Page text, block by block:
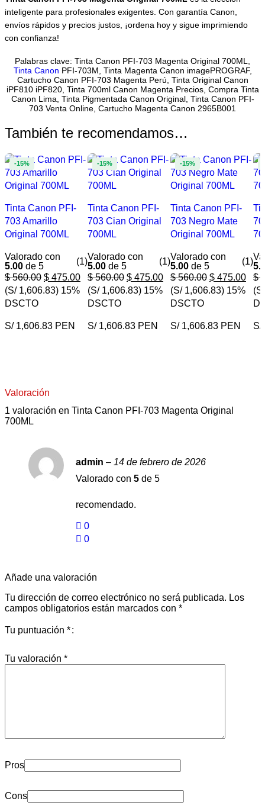
inteligente para profesionales exigentes. Con garantía Canon,
envíos rápidos y precios justos, ¡ordena hoy y sigue imprimiendo
con confianza!
Palabras clave: Tinta Canon PFI-703 Magenta Original 700ML,
Tinta Canon PFI-703M, Tinta Magenta Canon imagePROGRAF,
Cartucho Canon PFI-703 Magenta Perú, Tinta Original Canon
iPF810 iPF820, Tinta 700ml Canon Magenta Precios, Compra Tinta
Canon Lima, Tinta Pigmentada Canon Original, Tinta Canon PFI-
703 Venta Online, Cartucho Magenta Canon 2965B001
También te recomendamos…
Tinta Canon PFI-
703 Amarillo
Original 700ML
Valorado con
5.00 de 5
(1)
$560.00 $ 475.00
(S/ 1,606.83) 15%
DSCTO
-15%
S/ 1,606.83 PEN
Tinta Canon PFI-
703 Cian Original
700ML
Valorado con
5.00 de 5
(1)
$560.00 $ 475.00
(S/ 1,606.83) 15%
DSCTO
-15%
S/ 1,606.83 PEN
Tinta Canon PFI-
703 Negro Mate
Original 700ML
Valorado con
5.00 de 5
(1)
$560.00 $ 475.00
(S/ 1,606.83) 15%
DSCTO
-15%
S/ 1,606.83 PEN
$
S/
Valoración
1 valoración en Tinta Canon PFI-703 Magenta Original
700ML
admin – 14 de febrero de 2026
Valorado con 5 de 5
recomendado.
0
0
Añade una valoración
Tu dirección de correo electrónico no será publicada. Los
campos obligatorios están marcados con *
Tu puntuación *
Tu valoración *
Pros
Cons